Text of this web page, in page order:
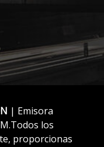
| Emisora
los
proporcionas